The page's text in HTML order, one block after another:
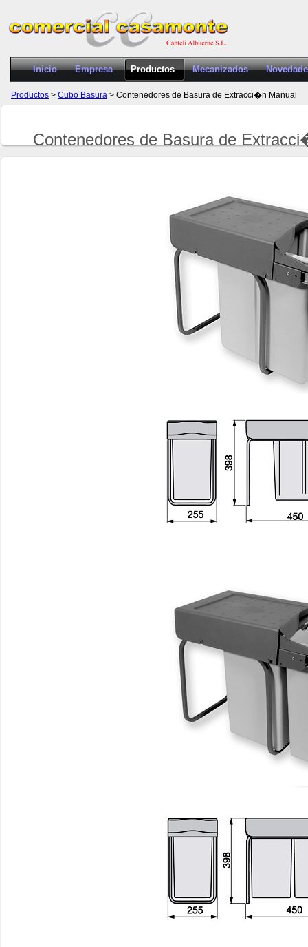
Inicio Empresa Productos Mecanizados
Productos > Cubo Basura > Contenedores de Basura de Extracci�n Manual
Contenedores de Basura de